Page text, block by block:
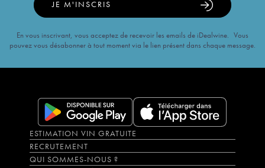
JE M'INSCRIS
En vous inscrivant, vous acceptez de recevoir les emails de iDealwine. Vous
pouvez vous désabonner à tout moment via le lien présent dans chaque message.
ESTIMATION VIN GRATUITE
RECRUTEMENT
QUI SOMMES-NOUS ?